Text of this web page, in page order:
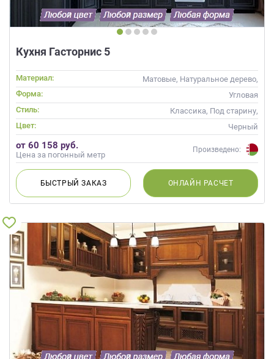
Кухня Гасторнис 5
Материал:
Матовые, Натуральное дерево,
Стекло, Массив, С патиной
Форма:
Угловая
Стиль:
Классика, Под старину,
Прованс
Цвет: Черный
от 60 158 руб.
Цена за погонный метр
Произведено:
БЫСТРЫЙЗАКАЗ ОНЛАЙН РАСЧЕТ